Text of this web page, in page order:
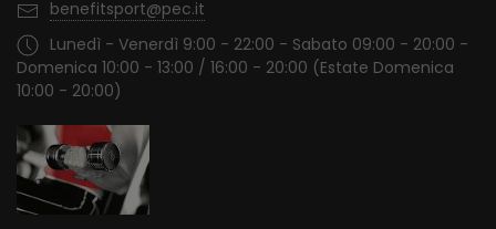
benefitsport@pec.it
Lunedì - Venerdì 9:00 - 22:00 - Sabato 09:00 - 20:00 -
Domenica 10:00 - 13:00 / 16:00 - 20:00 (Estate Domenica
10:00 - 20:00)